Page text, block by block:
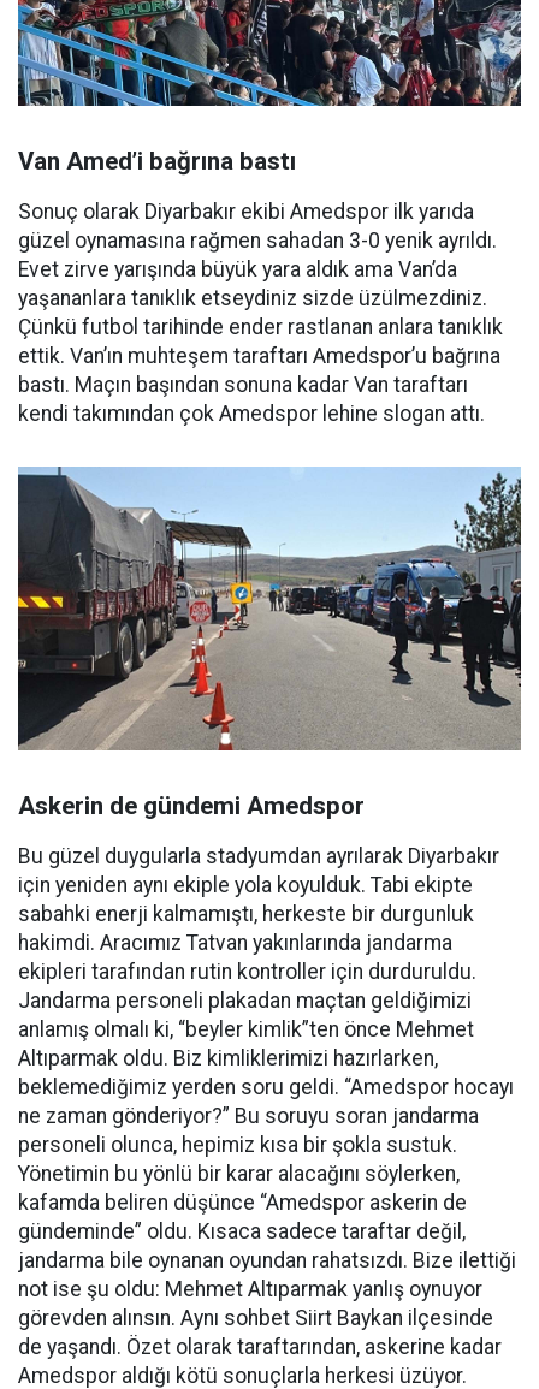
Van Amed’i bağrına bastı
Sonuç olarak Diyarbakır ekibi Amedspor ilk yarıda
güzel oynamasına rağmen sahadan 3-0 yenik ayrıldı.
Evet zirve yarışında büyük yara aldık ama Van’da
yaşananlara tanıklık etseydiniz sizde üzülmezdiniz.
Çünkü futbol tarihinde ender rastlanan anlara tanıklık
ettik. Van’ın muhteşem taraftarı Amedspor’u bağrına
bastı. Maçın başından sonuna kadar Van taraftarı
kendi takımından çok Amedspor lehine slogan attı.
Askerin de gündemi Amedspor
Bu güzel duygularla stadyumdan ayrılarak Diyarbakır
için yeniden aynı ekiple yola koyulduk. Tabi ekipte
sabahki enerji kalmamıştı, herkeste bir durgunluk
hakimdi. Aracımız Tatvan yakınlarında jandarma
ekipleri tarafından rutin kontroller için durduruldu.
Jandarma personeli plakadan maçtan geldiğimizi
anlamış olmalı ki, “beyler kimlik”ten önce Mehmet
Altıparmak oldu. Biz kimliklerimizi hazırlarken,
beklemediğimiz yerden soru geldi. “Amedspor hocayı
ne zaman gönderiyor?” Bu soruyu soran jandarma
personeli olunca, hepimiz kısa bir şokla sustuk.
Yönetimin bu yönlü bir karar alacağını söylerken,
kafamda beliren düşünce “Amedspor askerin de
gündeminde” oldu. Kısaca sadece taraftar değil,
jandarma bile oynanan oyundan rahatsızdı. Bize ilettiği
not ise şu oldu: Mehmet Altıparmak yanlış oynuyor
görevden alınsın. Aynı sohbet Siirt Baykan ilçesinde
de yaşandı. Özet olarak taraftarından, askerine kadar
Amedspor aldığı kötü sonuçlarla herkesi üzüyor.